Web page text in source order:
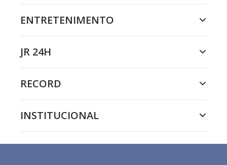
ENTRETENIMENTO
JR 24H
RECORD
INSTITUCIONAL